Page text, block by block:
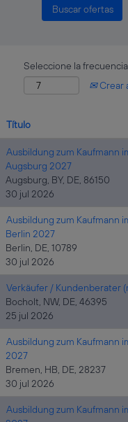
Seleccione la
Crear
Título
Ausbildung zum Kaufmann
Augsburg 2027
Augsburg, BY, DE, 86150
30 jul 2026
Ausbildung zum Kaufmann
Berlin 2027
Berlin, DE, 10789
30 jul 2026
Verkäufer / Kundenberater
Bocholt, NW, DE, 46395
25 jul 2026
Ausbildung zum Kaufmann
2027
Bremen, HB, DE, 28237
30 jul 2026
Ausbildung zum Kaufmann